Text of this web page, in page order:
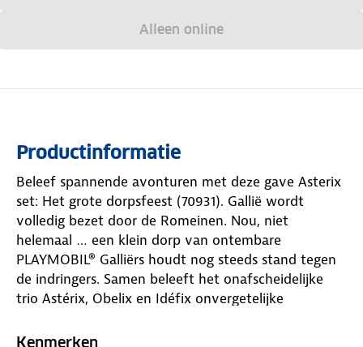
Alleen online
Productinformatie
Beleef spannende avonturen met deze gave Asterix
set: Het grote dorpsfeest (70931). Gallië wordt
volledig bezet door de Romeinen. Nou, niet
helemaal … een klein dorp van ontembare
PLAYMOBIL® Galliërs houdt nog steeds stand tegen
de indringers. Samen beleeft het onafscheidelijke
trio Astérix, Obelix en Idéfix onvergetelijke
landen brengen. Na elke reis keren ze terug naar hun
Kenmerken